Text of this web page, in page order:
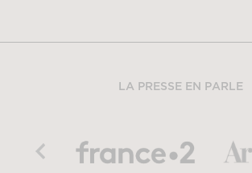
LA PRESSE EN PARLE